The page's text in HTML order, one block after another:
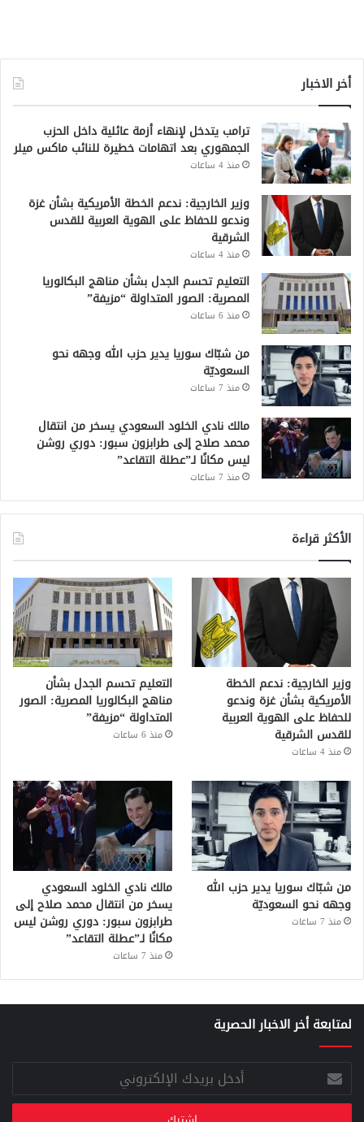
أخر الاخبار
ترامب يتدخل لإنهاء أزمة عائلية داخل الحزب
الجمهوري بعد اتهامات خطيرة للنائب ماكس ميلر
منذ 4 ساعات
وزير الخارجية: ندعم الخطة الأمريكية بشأن غزة
وندعو للحفاظ على الهوية العربية للقدس
الشرقية
منذ 4 ساعات
التعليم تحسم الجدل بشأن مناهج البكالوريا
المصرية: الصور المتداولة “مزيفة”
منذ 6 ساعات
من شبّاك سوريا يدير حزب الله وجهه نحو
السعوديّة
منذ 7 ساعات
مالك نادي الخلود السعودي يسخر من انتقال
محمد صلاح إلى طرابزون سبور: دوري روشن
ليس مكانًا لـ”عطلة التقاعد”
منذ 7 ساعات
الأكثر قراءة
وزير الخارجية: ندعم الخطة
الأمريكية بشأن غزة وندعو
للحفاظ على الهوية العربية
للقدس الشرقية
منذ 4 ساعات
التعليم تحسم الجدل بشأن
مناهج البكالوريا المصرية: الصور
المتداولة “مزيفة”
منذ 6 ساعات
من شبّاك سوريا يدير حزب الله
وجهه نحو السعوديّة
منذ 7 ساعات
مالك نادي الخلود السعودي
يسخر من انتقال محمد صلاح إلى
طرابزون سبور: دوري روشن ليس
مكانًا لـ”عطلة التقاعد”
منذ 7 ساعات
لمتابعة أخر الاخبار الحصرية
أدخل
بريدك
الإلكتروني